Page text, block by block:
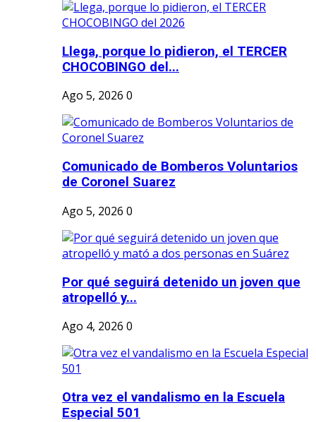
Llega, porque lo pidieron, el TERCER
CHOCOBINGO del...
Ago 5, 2026 0
Comunicado de Bomberos Voluntarios
de Coronel Suarez
Ago 5, 2026 0
Por qué seguirá detenido un joven que
atropelló y...
Ago 4, 2026 0
Otra vez el vandalismo en la Escuela
Especial 501